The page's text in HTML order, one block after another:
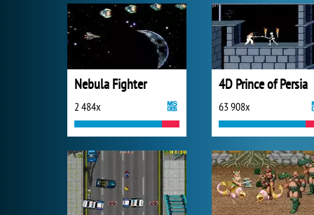
Nebula Fighter
2 484x
4D Prince of Persia
63 908x